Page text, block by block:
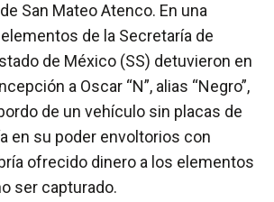
San Mateo Atenco. En una
de la Secretaría de
de México (SS) detuvieron en
a Oscar “N”, alias “Negro”,
de un vehículo sin placas de
en su poder envoltorios con
ofrecido dinero a los elementos
ser capturado.